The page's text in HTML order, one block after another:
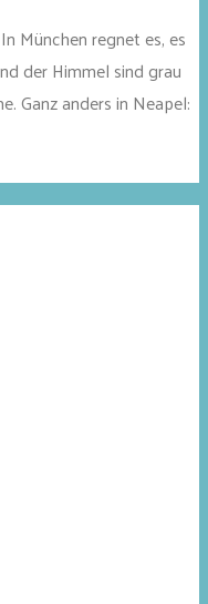
München regnet es, es
der Himmel sind grau
Ganz anders in Neapel: